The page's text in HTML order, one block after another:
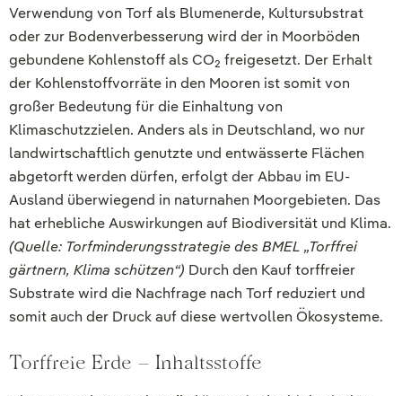
Verwendung von Torf als Blumenerde, Kultursubstrat
oder zur Bodenverbesserung wird der in Moorböden
gebundene Kohlenstoff als CO2 freigesetzt. Der Erhalt
der Kohlenstoffvorräte in den Mooren ist somit von
großer Bedeutung für die Einhaltung von
Klimaschutzzielen. Anders als in Deutschland, wo nur
landwirtschaftlich genutzte und entwässerte Flächen
abgetorft werden dürfen, erfolgt der Abbau im EU-
Ausland überwiegend in naturnahen Moorgebieten. Das
hat erhebliche Auswirkungen auf Biodiversität und Klima.
(Quelle: Torfminderungsstrategie des BMEL „Torffrei
gärtnern, Klima schützen“) Durch den Kauf torffreier
Substrate wird die Nachfrage nach Torf reduziert und
somit auch der Druck auf diese wertvollen Ökosysteme.
Torffreie Erde – Inhaltsstoffe